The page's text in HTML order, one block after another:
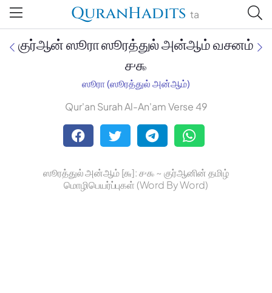
QuranHadits ta
Jan Trust Foundation
Mufti Omar Sheriff Qasimi,
குர்ஆன் ஸூரா ஸூரத்துல் அன்ஆம் வசனம்
௪௯
ஸூரா (ஸூரத்துல் அன்ஆம்)
Qur'an Surah Al-An'am Verse 49
ஸூரத்துல் அன்ஆம் [௬]: ௪௯ ~ குர்ஆனின் தமிழ்
மொழிபெயர்ப்புகள் (Word By Word)